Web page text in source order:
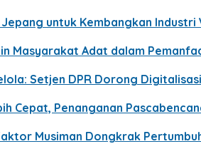
Jepang untuk Kembangkan
Masyarakat Adat dalam
Setjen DPR Dorong
Cepat, Penanganan
Musiman Dongkrak